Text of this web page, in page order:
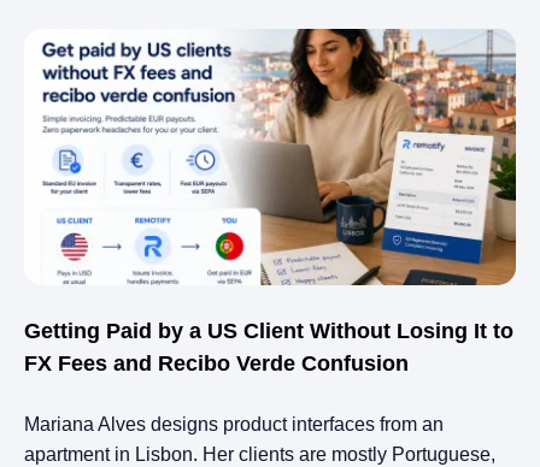
Getting Paid by a US Client Without Losing It to
FX Fees and Recibo Verde Confusion
Mariana Alves designs product interfaces from an
apartment in Lisbon. Her clients are mostly Portuguese,